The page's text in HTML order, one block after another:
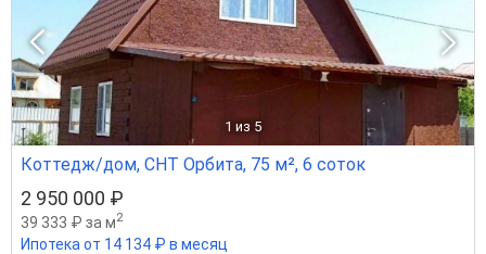
1 из 5
Коттедж/дом, СНТ Орбита, 75 м², 6 соток
2 950 000 ₽
39 333 ₽ за м2
Ипотека от 14 134 ₽ в месяц